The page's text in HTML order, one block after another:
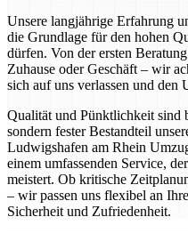
Unsere langjährige Erfahrung
die Grundlage für den hohen
dürfen. Von der ersten
Zuhause oder Geschäft – wir
sich auf uns verlassen und den
Qualität und Pünktlichkeit sind
sondern fester Bestandteil
Ludwigshafen am Rhein
einem umfassenden Service,
meistert. Ob kritische
– wir passen uns flexibel an
Sicherheit und Zufriedenheit.